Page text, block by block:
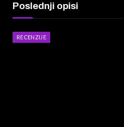
Poslednji opisi
RECENZIJE